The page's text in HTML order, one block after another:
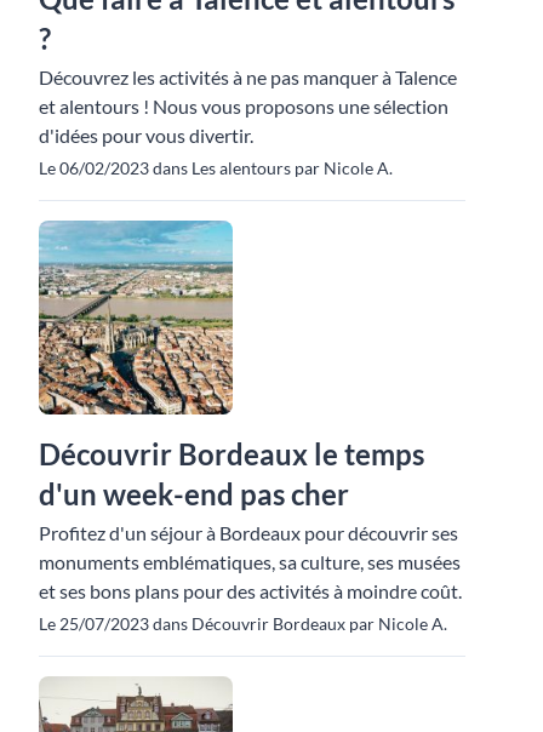
?
Découvrez les activités à ne pas manquer à Talence
et alentours ! Nous vous proposons une sélection
d'idées pour vous divertir.
Le 06/02/2023 dans Les alentours par Nicole A.
Découvrir Bordeaux le temps
d'un week-end pas cher
Profitez d'un séjour à Bordeaux pour découvrir ses
monuments emblématiques, sa culture, ses musées
et ses bons plans pour des activités à moindre coût.
Le 25/07/2023 dans Découvrir Bordeaux par Nicole A.